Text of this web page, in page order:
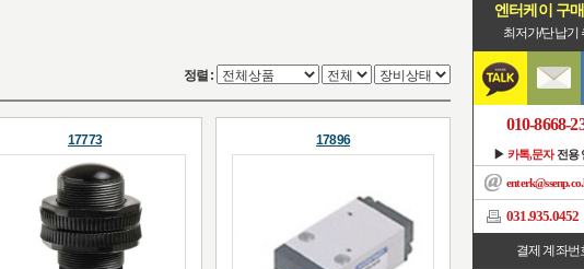
정렬 :
17773 17896
엔터케이 구
최저가/단납기
010-8668-
▶ 카톡,문자전용
031.935.0452
결제 계좌번